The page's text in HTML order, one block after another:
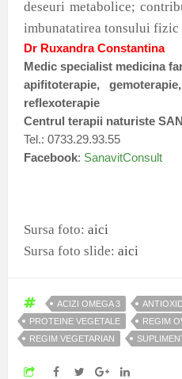
deseuri metabolice;
imbunatatirea tonsului fizic
Dr Ruxandra Constantina
Medic specialist medicina
apifitoterapie,
reflexoterapie
Centrul terapii naturiste
Tel.: 0733.29.93.55
Facebook: SanavitConsult
Sursa foto: aici
Sursa foto slide: aici
ACIZI OMEGA 3
PROTEINE VEGETALE
REGIM
REGIM VEGETARIAN